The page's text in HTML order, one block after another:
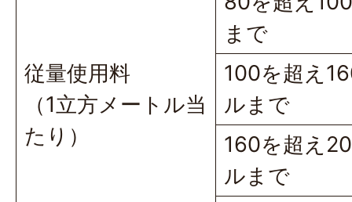
従量使用料
（1立方メートル当
たり）
まで
100を超え
ルまで
160を超え
ルまで